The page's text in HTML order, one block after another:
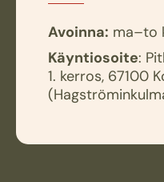
Avoinna: ma–to
Käyntiosoite:
1. kerros, 67100